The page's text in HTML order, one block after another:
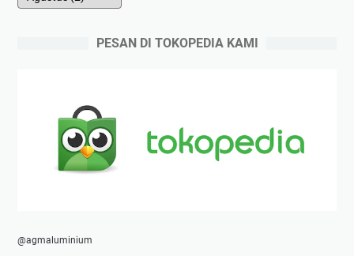
PESAN DI TOKOPEDIA KAMI
@agmaluminium